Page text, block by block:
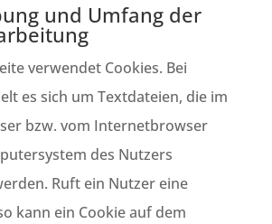
und Umfang der
verwendet Cookies. Bei
es sich um Textdateien, die im
bzw. vom Internetbrowser
des Nutzers
Ruft ein Nutzer eine
kann ein Cookie auf dem